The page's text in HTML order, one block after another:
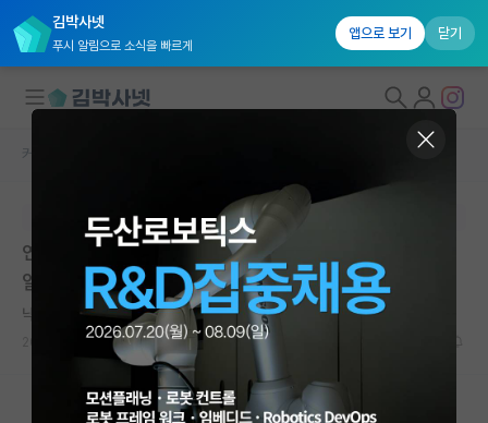
김박사넷
푸시 알림으로 소식을 빠르게
앱으로 보기 닫기
국내대학원 정보
연구실&오픈랩
커뮤니티
커뮤니티 홈
전체글보기
커뮤니티 홈
본문이 수정되지 않는 박제글입니다.
연구실 학생과의 관계에 대한 질문입니다! 최근에 있었던
일인데 납득이 가지 않아 글 올려봅니다
낙천적인 피터 힉스*
2026.05.11
15 11231